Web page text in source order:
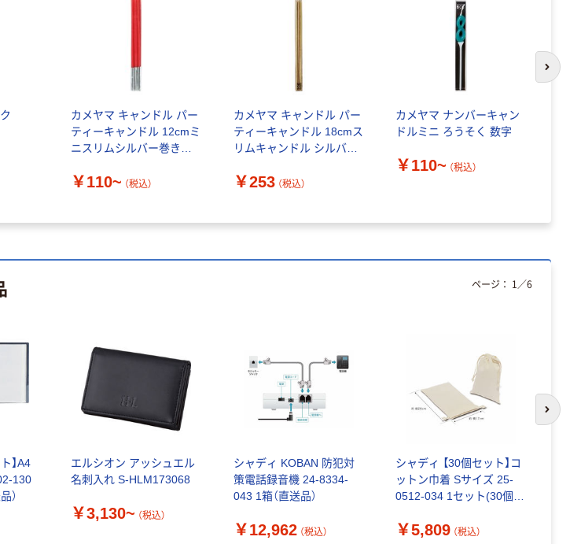
カメヤマ キャンドル パー
ティーキャンドル 12cmミ
ニスリムシルバー巻きパ
￥110~ （税込）
カメヤマ キャンドル パー
ティーキャンドル 18cmス
リムキャンドル シルバー
個
￥253 （税込）
カメヤマ ナンバーキャン
ドルミニ ろうそく 数字
￥110~ （税込）
次
】A4
130
）
エルシオン アッシュエル
名刺入れ S-HLM173068
￥3,130~ （税込）
シャディ KOBAN 防犯対
策電話録音機 24-8334-
043 1箱（直送品）
￥12,962 （税込）
シャディ 【30個セット】コ
ットン巾着 Sサイズ 25-
0512-034 1セット(30個)
￥5,809 （税込）
ページ： 1 ／6
次